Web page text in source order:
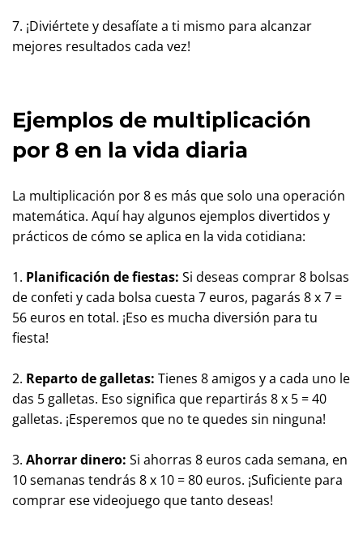
7. ¡Diviértete y desafíate a ti mismo para alcanzar
mejores resultados cada vez!
Ejemplos de multiplicación
por 8 en la vida diaria
La multiplicación por 8 es más que solo una operación
matemática. Aquí hay algunos ejemplos divertidos y
prácticos de cómo se aplica en la vida cotidiana:
1. Planificación de fiestas: Si deseas comprar 8 bolsas
de confeti y cada bolsa cuesta 7 euros, pagarás 8 x 7 =
56 euros en total. ¡Eso es mucha diversión para tu
fiesta!
2. Reparto de galletas: Tienes 8 amigos y a cada uno le
das 5 galletas. Eso significa que repartirás 8 x 5 = 40
galletas. ¡Esperemos que no te quedes sin ninguna!
3. Ahorrar dinero: Si ahorras 8 euros cada semana, en
10 semanas tendrás 8 x 10 = 80 euros. ¡Suficiente para
comprar ese videojuego que tanto deseas!